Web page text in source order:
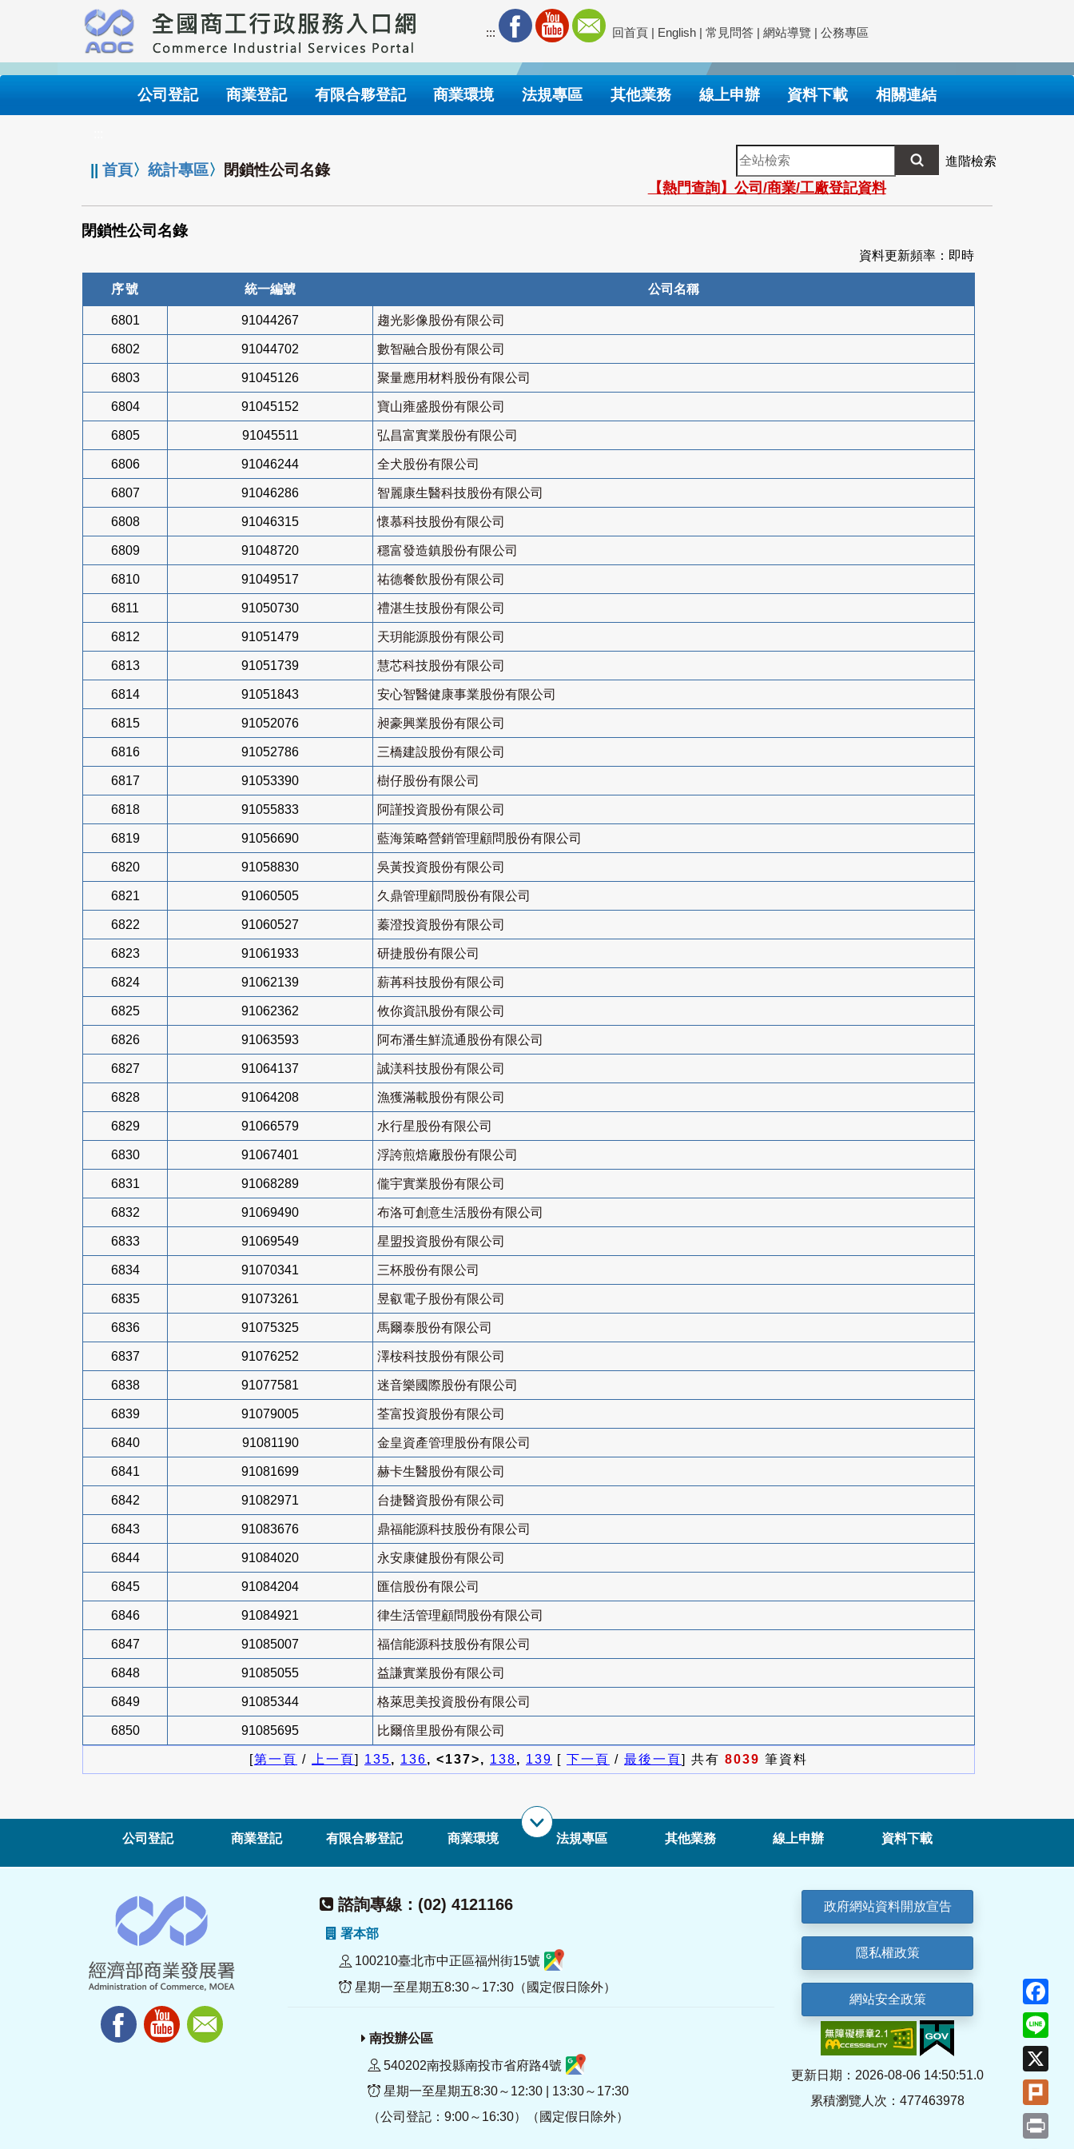
要
內
::: 回首頁 | English | 常見問答 | 網站導覽 | 公務專區
公司登記 商業登記 有限合夥登記 商業環境 法規專區 其他業務 線上申辦 資料下載 相關連結
||首頁〉統計專區〉 閉鎖性公司名錄
全
站
檢
索
進階檢索
【熱門查詢】公司/商業/工廠登記資料
閉鎖性公司名錄
資料更新頻率：即時
序號 統一編號 公司名稱
6801 91044267 趨光影像股份有限公司
6802 91044702 數智融合股份有限公司
6803 91045126 聚量應用材料股份有限公司
6804 91045152 寶山雍盛股份有限公司
6805 91045511 弘昌富實業股份有限公司
6806 91046244 全犬股份有限公司
6807 91046286 智麗康生醫科技股份有限公司
6808 91046315 懷慕科技股份有限公司
6809 91048720 穩富發造鎮股份有限公司
6810 91049517 祐德餐飲股份有限公司
6811 91050730 禮湛生技股份有限公司
6812 91051479 天玥能源股份有限公司
6813 91051739 慧芯科技股份有限公司
6814 91051843 安心智醫健康事業股份有限公司
6815 91052076 昶豪興業股份有限公司
6816 91052786 三橋建設股份有限公司
6817 91053390 樹仔股份有限公司
6818 91055833 阿謹投資股份有限公司
6819 91056690 藍海策略營銷管理顧問股份有限公司
6820 91058830 吳黃投資股份有限公司
6821 91060505 久鼎管理顧問股份有限公司
6822 91060527 蓁澄投資股份有限公司
6823 91061933 研捷股份有限公司
6824 91062139 薪苒科技股份有限公司
6825 91062362 攸你資訊股份有限公司
6826 91063593 阿布潘生鮮流通股份有限公司
6827 91064137 誠渼科技股份有限公司
6828 91064208 漁獲滿載股份有限公司
6829 91066579 水行星股份有限公司
6830 91067401 浮誇煎焙廠股份有限公司
6831 91068289 儱宇實業股份有限公司
6832 91069490 布洛可創意生活股份有限公司
6833 91069549 星盟投資股份有限公司
6834 91070341 三杯股份有限公司
6835 91073261 昱叡電子股份有限公司
6836 91075325 馬爾泰股份有限公司
6837 91076252 澤桉科技股份有限公司
6838 91077581 迷音樂國際股份有限公司
6839 91079005 荃富投資股份有限公司
6840 91081190 金皇資產管理股份有限公司
6841 91081699 赫卡生醫股份有限公司
6842 91082971 台捷醫資股份有限公司
6843 91083676 鼎福能源科技股份有限公司
6844 91084020 永安康健股份有限公司
6845 91084204 匯信股份有限公司
6846 91084921 律生活管理顧問股份有限公司
6847 91085007 福信能源科技股份有限公司
6848 91085055 益謙實業股份有限公司
6849 91085344 格萊思美投資股份有限公司
6850 91085695 比爾倍里股份有限公司
[第一頁 / 上一頁] 135, 136, <137>, 138, 139 [ 下一頁 / 最後一頁] 共有 8039 筆資料
公司登記 商業登記 有限合夥登記 商業環境 法規專區 其他業務 線上申辦 資料下載
諮詢專線：(02) 4121166
署本部
100210臺北市中正區福州街15號
星期一至星期五8:30～17:30（國定假日除外）
南投辦公區
540202南投縣南投市省府路4號
星期一至星期五8:30～12:30 | 13:30～17:30
（公司登記：9:00～16:30）（國定假日除外）
政府網站資料開放宣告
隱私權政策
網站安全政策
更新日期：2026-08-06 14:50:51.0
累積瀏覽人次：477463978